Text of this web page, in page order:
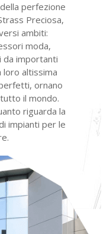
perfezione
Preciosa,
ambiti:
moda,
da importanti
altissima
ornano
il mondo.
riguarda la
impianti per le